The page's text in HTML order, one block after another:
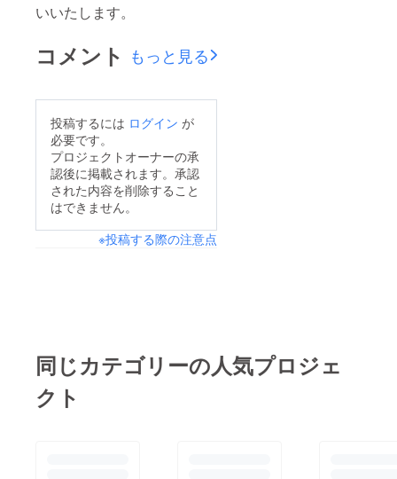
いいたします。
コメント もっと見る
投稿するには ログイン が
必要です。
プロジェクトオーナーの承
認後に掲載されます。承認
された内容を削除すること
はできません。
※投稿する際の注意点
同じカテゴリーの人気プロジェ
クト